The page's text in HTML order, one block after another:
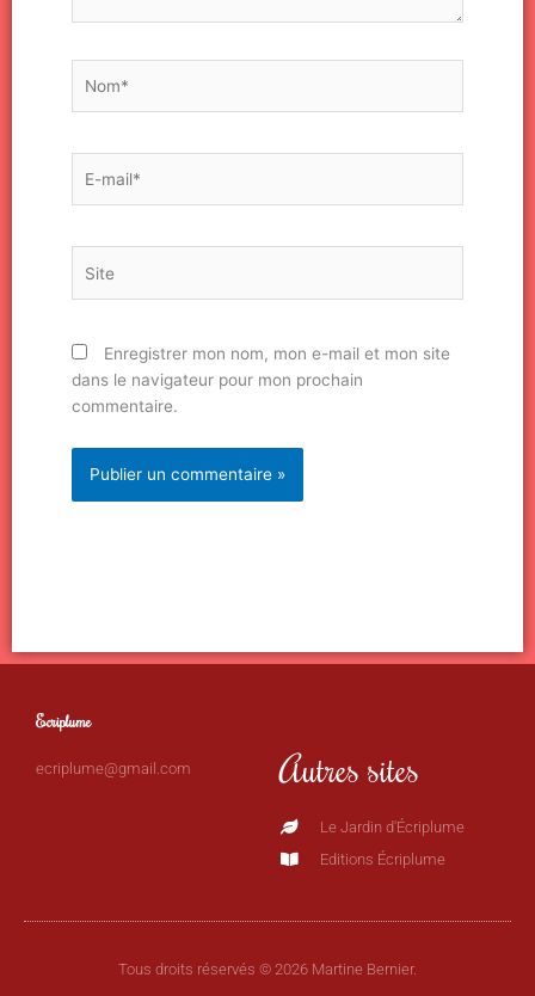
mail*
Enregistrer mon nom, mon e-mail et mon site
dans le navigateur pour mon prochain
commentaire.
Ecriplume
ecriplume@gmail.com Autres sites
Le Jardin d'Écriplume
Editions Écriplume
Tous droits réservés © 2026 Martine Bernier.